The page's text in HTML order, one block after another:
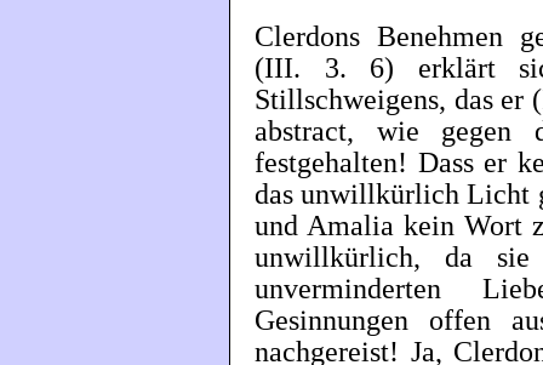
Clerdons Benehmen
(III. 3. 6) erklärt
Stillschweigens, das
abstract, wie gegen
festgehalten! Dass er
das unwillkürlich Licht
und Amalia kein Wort
unwillkürlich, da
unverminderten
Gesinnungen offen
nachgereist! Ja,